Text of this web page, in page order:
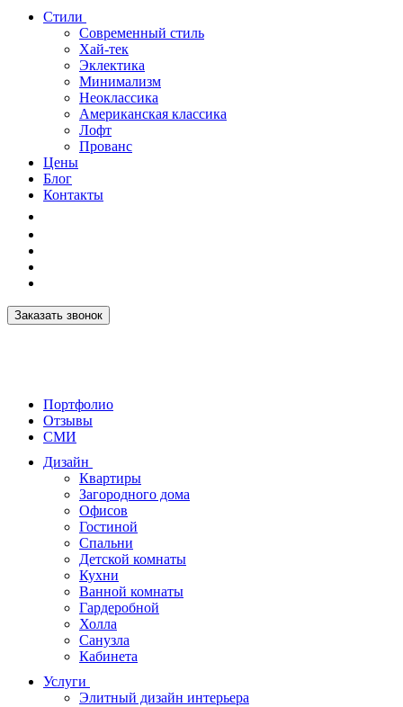
Стили
Современный стиль
Хай-тек
Эклектика
Минимализм
Неоклассика
Американская классика
Лофт
Прованс
Цены
Блог
Контакты
Заказать звонок
Портфолио
Отзывы
СМИ
Дизайн
Квартиры
Загородного дома
Офисов
Гостиной
Спальни
Детской комнаты
Кухни
Ванной комнаты
Гардеробной
Холла
Санузла
Кабинета
Услуги
Элитный дизайн интерьера